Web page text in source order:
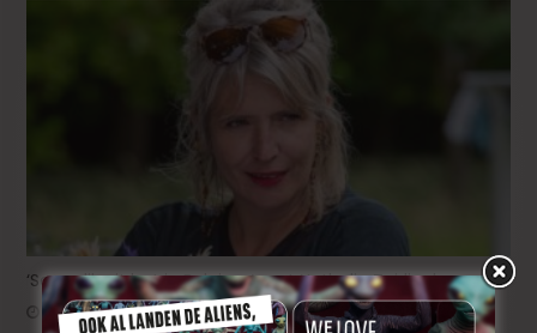
‘Some like it hot in Belgium’ met Nathalie Teirlinck
2 weken ago